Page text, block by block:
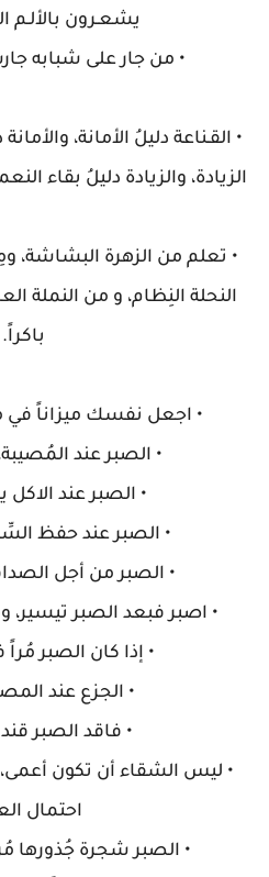
يشعـرون بالألـم
• من جار على شبابه
• القـناعة دليلُ الأمانة،
الزيادة، والزيادة دليلُ بقاء
• تعلم من الزهرة البشاشة،
النحلة النِظام، و من النملة
باكراً.
• اجعل نفسك ميزاناً في
• الصبر عند
• الصبر عند
• الصبر عند حفظ
• الصبر من أجل
• اصبر فبعد الصبر تيسير،
• إذا كان الصبر
• الجزع عند
• فاقد الصبر
• ليس الشقاء أن تكون
احتمال
• الصبر شجرة جُذورها